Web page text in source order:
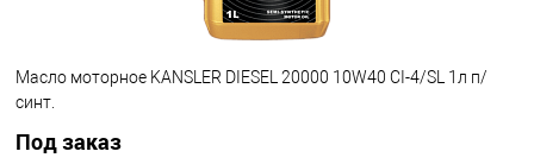
Масло моторное KANSLER DIESEL 20000 10W40 CI-4/SL 1л п/
синт.
Под заказ